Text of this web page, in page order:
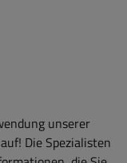
unserer
Die Spezialisten